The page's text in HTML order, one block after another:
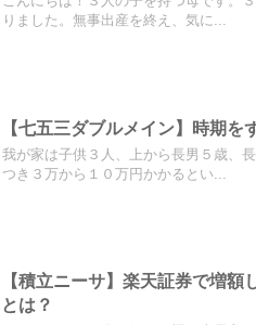
りました。無事出産を終え、気に...
【七五三ダブルメイン】時期
我が家は子供３人、上から長男５歳、
つき３万から１０万円かかるとい...
【積立ニーサ】楽天証券で増
とは？